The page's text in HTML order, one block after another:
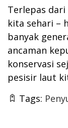
Terlepas
kita sehari –
banyak
ancaman
konservasi
pesisir laut
Tags: